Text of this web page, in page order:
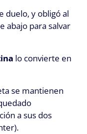
duelo, y obligó al
abajo para salvar
lo convierte en
se mantienen
a sus dos